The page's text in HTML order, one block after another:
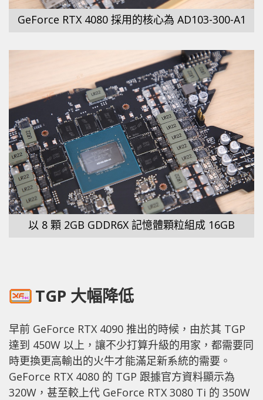
GeForce RTX 4080 採用的核心為 AD103-300-A1
以 8 顆 2GB GDDR6X 記憶體顆粒組成 16GB
TGP 大幅降低
早前 GeForce RTX 4090 推出的時候，由於其 TGP
達到 450W 以上，讓不少打算升級的用家，都需要同
時更換更高輸出的火牛才能滿足新系統的需要。
GeForce RTX 4080 的 TGP 跟據官方資料顯示為
320W，甚至較上代 GeForce RTX 3080 Ti 的 350W